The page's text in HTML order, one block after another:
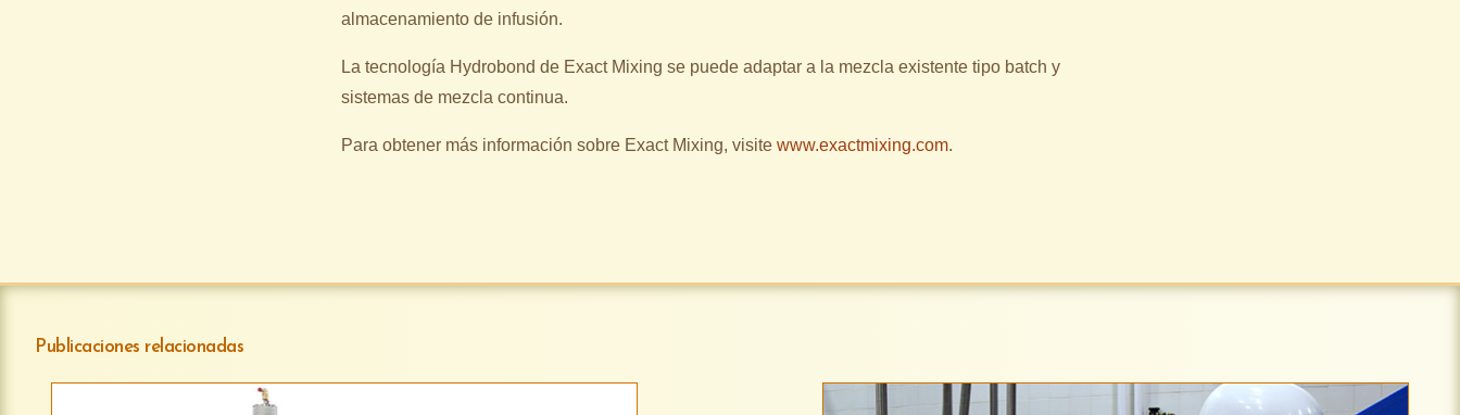
almacenamiento de infusión.
La tecnología Hydrobond de Exact Mixing se puede adaptar a la mezcla existente tipo batch y
sistemas de mezcla continua.
Para obtener más información sobre Exact Mixing, visite www.exactmixing.com.
Publicaciones relacionadas